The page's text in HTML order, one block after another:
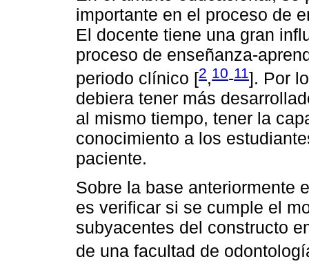
importante en el proceso de
El docente tiene una gran
proceso de enseñanza-
periodo clínico [2,10-11]. Por
debiera tener más
al mismo tiempo, tener la
conocimiento a los
paciente.
Sobre la base anteriormente
es verificar si se cumple el
subyacentes del constructo
de una facultad de